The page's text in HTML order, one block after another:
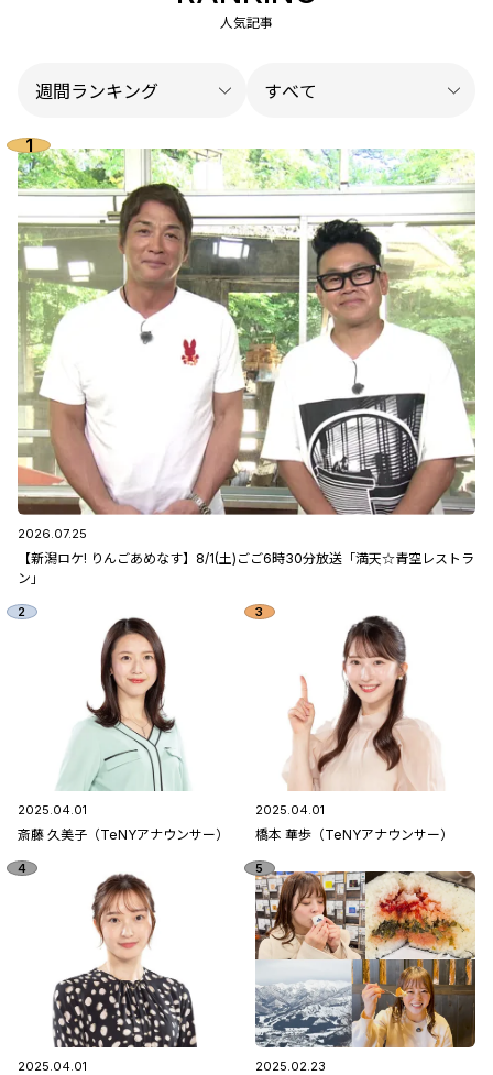
人気記事
2026.07.25
【新潟ロケ! りんごあめなす】8/1(土)ごご6時30分放送「満天☆青空レストラ
ン」
2025.04.01
斎藤 久美子（TeNYアナウンサー）
2025.04.01
橋本 華歩（TeNYアナウンサー）
2025.04.01 2025.02.23